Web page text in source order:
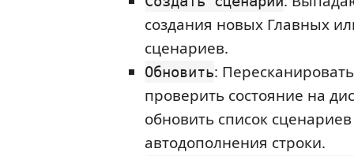
создания новых Главных
сценариев.
Обновить:
проверить состояние на
обновить список
автодополнения строки.